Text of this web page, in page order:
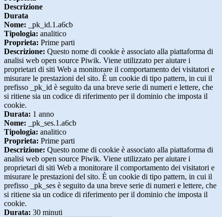
Descrizione
Durata
Nome: _pk_id.1.a6cb
Tipologia: analitico
Proprieta: Prime parti
Descrizione: Questo nome di cookie è associato alla piattaforma di
analisi web open source Piwik. Viene utilizzato per aiutare i
proprietari di siti Web a monitorare il comportamento dei visitatori e
misurare le prestazioni del sito. È un cookie di tipo pattern, in cui il
prefisso _pk_id è seguito da una breve serie di numeri e lettere, che
si ritiene sia un codice di riferimento per il dominio che imposta il
cookie.
Durata: 1 anno
Nome: _pk_ses.1.a6cb
Tipologia: analitico
Proprieta: Prime parti
Descrizione: Questo nome di cookie è associato alla piattaforma di
analisi web open source Piwik. Viene utilizzato per aiutare i
proprietari di siti Web a monitorare il comportamento dei visitatori e
misurare le prestazioni del sito. È un cookie di tipo pattern, in cui il
prefisso _pk_ses è seguito da una breve serie di numeri e lettere, che
si ritiene sia un codice di riferimento per il dominio che imposta il
cookie.
Durata: 30 minuti